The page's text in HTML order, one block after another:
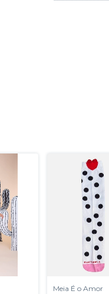
Meia É o Amor